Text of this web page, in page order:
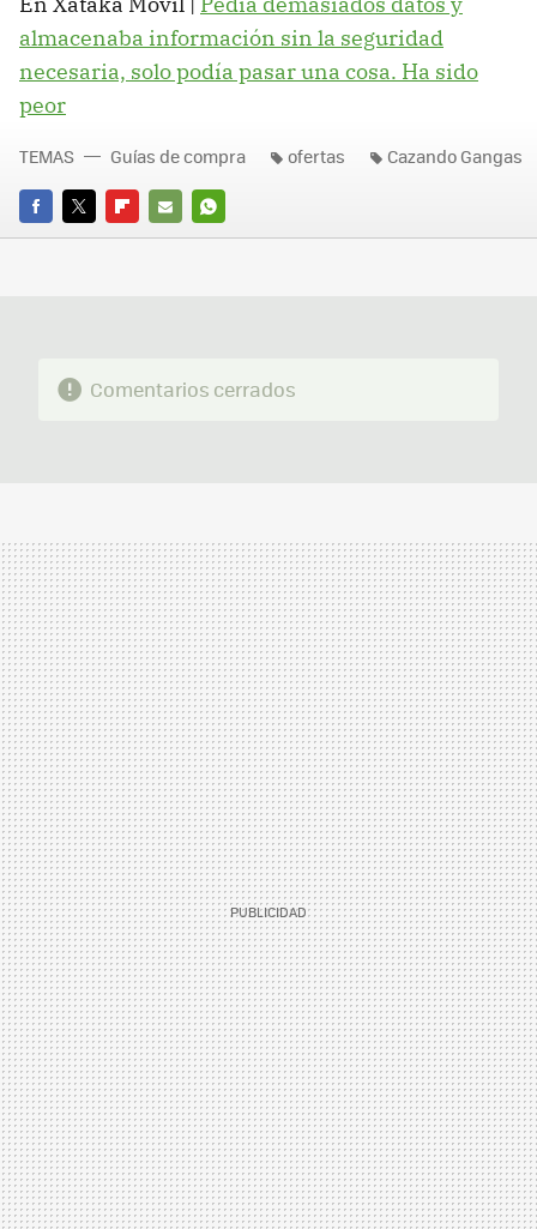
almacenaba información sin la seguridad
necesaria, solo podía pasar una cosa. Ha sido
peor
FACEBOOK
TWITTERFLIPBOARD
E-
WHATSAPP
TEMAS Guías de compra ofertas Cazando Gangas
Comentarios cerrados